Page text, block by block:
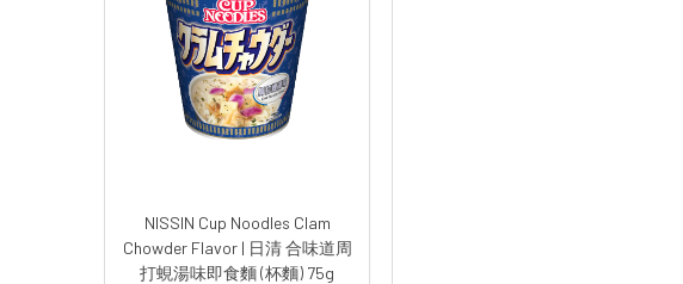
NISSIN Cup Noodles Clam
Chowder Flavor | 日清 合味道周
打蜆湯味即食麵 (杯麵) 75g